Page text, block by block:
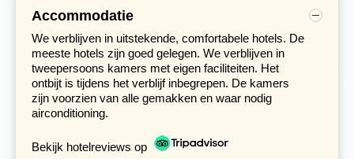
Vandaag rijden we voor een deel langs de kust. De
mooie stranden liggen achter meters hoge hekken met
om de 20 meter wachttorens, dit om te voorkomen dat
'het noorden' via zee kan infiltreren. In Yangyang zullen
we de tempel van Naksansa bezoeken, een prachtig
gelegen tempel met uitzicht over zee.
We stoppen vervolgens bij de Hwanseongul-grot, een
enorme grot vol bijzondere rotsformaties. Je kunt hier op
eigen gelegenheid door het grote complex aan grotten
Accommodatie
We verblijven in uitstekende, comfortabele hotels. De
meeste hotels zijn goed gelegen. We verblijven in
tweepersoons kamers met eigen faciliteiten. Het
ontbijt is tijdens het verblijf inbegrepen. De kamers
zijn voorzien van alle gemakken en waar nodig
airconditioning.
Bekijk hotelreviews op